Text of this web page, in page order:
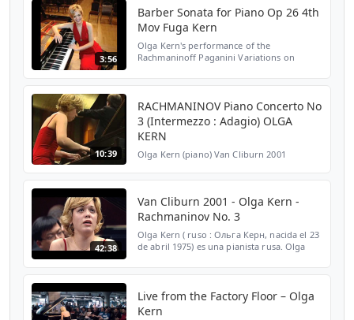
3:56
Barber Sonata for Piano Op 26 4th
Mov Fuga Kern
Olga Kern's performance of the
Rachmaninoff Paganini Variations on
10:39
RACHMANINOV Piano Concerto No
3 (Intermezzo : Adagio) OLGA
KERN
Olga Kern (piano) Van Cliburn 2001
42:38
Van Cliburn 2001 - Olga Kern -
Rachmaninov No. 3
Olga Kern ( ruso : Ольга Керн, nacida el 23
de abril 1975) es una pianista rusa. Olga
Live from the Factory Floor – Olga
Kern